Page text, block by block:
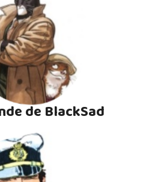
de BlackSad